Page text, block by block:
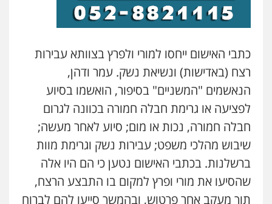
עדי כרמלי – חברת עו"ד
0525060666
גיא זהבי משרד עורכי דין
פלילי משפחה
503456449
עו"ד איהאב ג'לג'ולי
פלילי מעצרים וחקירות עורכי דין לענייני
אסירים
כתבי האישום ייחסו למורי ולפרץ בצוותא עבירות
רצח (באדישות) ונשיאת נשק. עמר ודהן,
הנאשמים "המשניים" בסיפור, הואשמו בסיוע
לפציעה או גרימת חבלה חמורה בכוונה לגרום
חבלה חמורה, נכות או מום; סיוע לאחר מעשה;
שיבוש מהלכי משפט; עבירות נשק וגרימת מוות
ברשלנות. בכתבי האישום נטען כי הם היו אלה
שהסיעו את מורי ופרץ למקום בו התבצע הרצח,
תוך מעקב אחר פרטוש, ובהמשך סייעו להם לברוח